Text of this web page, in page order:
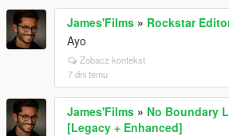
James'Films » Rockstar
Ayo
Zobacz kontekst
7 dni temu
James'Films » No Boundary
[Legacy + Enhanced]